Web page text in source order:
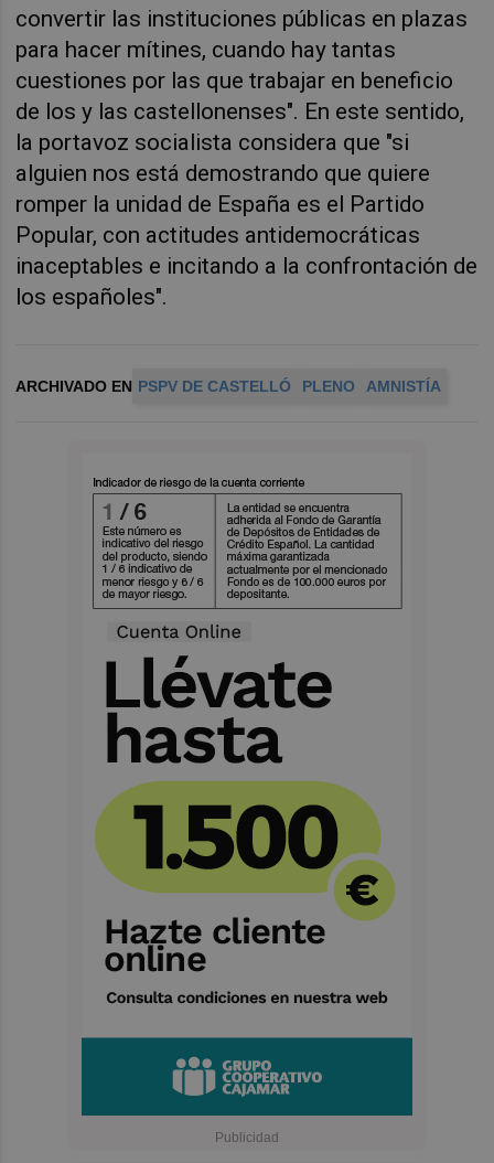
convertir las instituciones públicas en plazas
para hacer mítines, cuando hay tantas
cuestiones por las que trabajar en beneficio
de los y las castellonenses". En este sentido,
la portavoz socialista considera que "si
alguien nos está demostrando que quiere
romper la unidad de España es el Partido
Popular, con actitudes antidemocráticas
inaceptables e incitando a la confrontación de
los españoles".
ARCHIVADO EN PSPV DE CASTELLÓ PLENO AMNISTÍA